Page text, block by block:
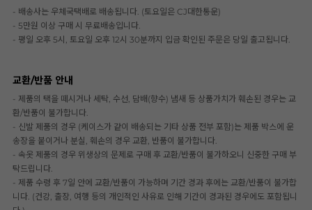
- 배송사는 우체국택배로 배송됩니다. (토요일은 CJ대한통운)
- 5만원 이상 구매 시 무료배송입니다.
- 평일 오후 5시, 토요일 오후 12시 30분까지 입금 확인된 주문은 당일 출고됩니다.
교환/반품 안내
- 제품의 택을 떼시거나 세탁, 수선, 담배(향수) 냄새 등 상품가치가 훼손된 경우는 교
환/반품이 불가합니다.
- 신발 제품의 경우 (케이스가 같이 배송되는 기타 상품 전부 포함)는 제품 박스에 운
송장을 붙이거나 분실, 훼손의 경우 교환, 반품이 불가합니다.
- 속옷 제품의 경우 위생상의 문제로 구매 후 교환/반품이 불가하오니 신중한 구매 부
탁드립니다.
- 제품 수령 후 7일 안에 교환/반품이 가능하며 기간 경과 후에는 교환/반품이 불가합
니다. (건강, 출장, 여행 등의 개인적인 사유로 인해 기간이 경과된 경우에도 포함됩니